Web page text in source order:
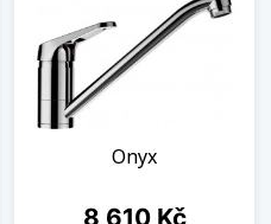
Onyx
Cena
8 610 Kč